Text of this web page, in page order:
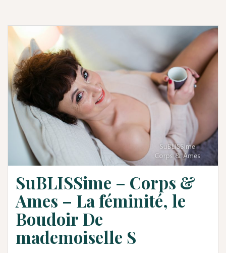
SuBLISSime – Corps &
Ames – La féminité, le
Boudoir De
mademoiselle S